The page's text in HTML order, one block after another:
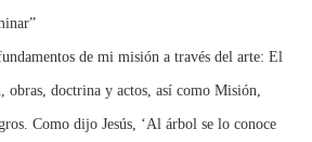
de mi misión a través del arte: El
obras, doctrina y actos, así como Misión,
Como dijo Jesús, ‘Al árbol se lo conoce